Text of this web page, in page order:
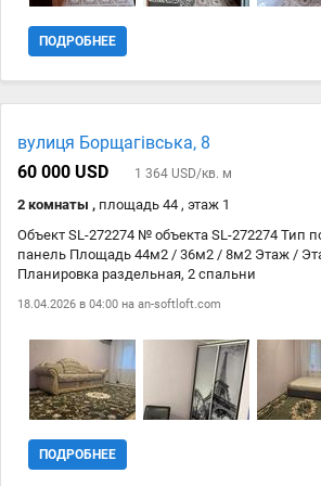
машина, пральна машина, холодильник,
варочна поверхня, бойлер #127775;
ПОДРОБНЕЕ
вулиця Борщагівська, 8
60 000 USD
1 364 USD/кв. м
2 комнаты , площадь 44 , этаж 1
Объект SL-272274 № объекта SL-272274 Тип
панель Площадь 44м2 / 36м2 / 8м2 Этаж /
Планировка раздельная, 2 спальни
18.04.2026 в 04:00 на an-softloft.com
ПОДРОБНЕЕ